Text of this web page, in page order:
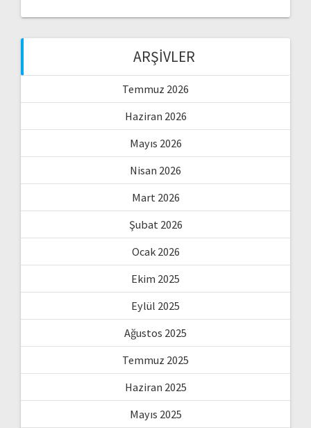
ARŞIVLER
Temmuz 2026
Haziran 2026
Mayıs 2026
Nisan 2026
Mart 2026
Şubat 2026
Ocak 2026
Ekim 2025
Eylül 2025
Ağustos 2025
Temmuz 2025
Haziran 2025
Mayıs 2025